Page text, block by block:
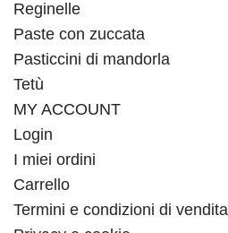
Reginelle
Paste con zuccata
Pasticcini di mandorla
Tetù
MY ACCOUNT
Login
I miei ordini
Carrello
Termini e condizioni di vendita